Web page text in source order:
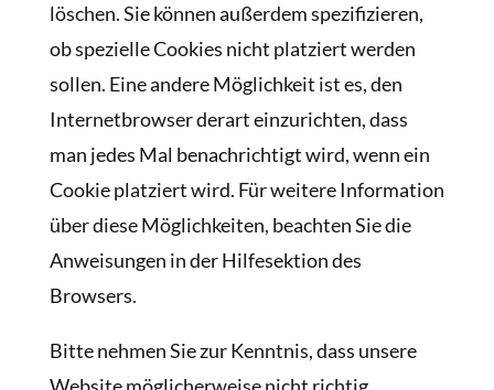
löschen. Sie können außerdem spezifizieren,
ob spezielle Cookies nicht platziert werden
sollen. Eine andere Möglichkeit ist es, den
Internetbrowser derart einzurichten, dass
man jedes Mal benachrichtigt wird, wenn ein
Cookie platziert wird. Für weitere Information
über diese Möglichkeiten, beachten Sie die
Anweisungen in der Hilfesektion des
Browsers.
Bitte nehmen Sie zur Kenntnis, dass unsere